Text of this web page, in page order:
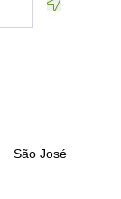
São José